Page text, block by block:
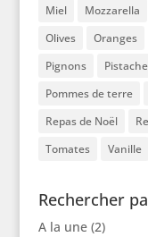
Miel Mozzarella
Olives
Oranges
Pignons
Pommes de terre
Repas de Noël
Tomates
Vanille
Rechercher
A la une(2)